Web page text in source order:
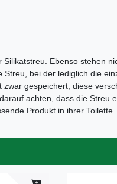
Ebenso stehen
Streu, bei der lediglich die
gespeichert, diese
achten, dass die Streu
Produkt in ihrer